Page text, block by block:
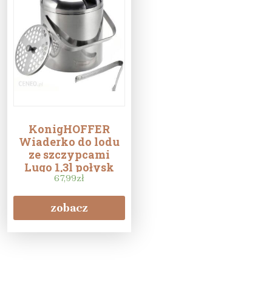
KonigHOFFER
Wiaderko do lodu
ze szczypcami
Lugo 1,3l połysk
67,99zł
zobacz